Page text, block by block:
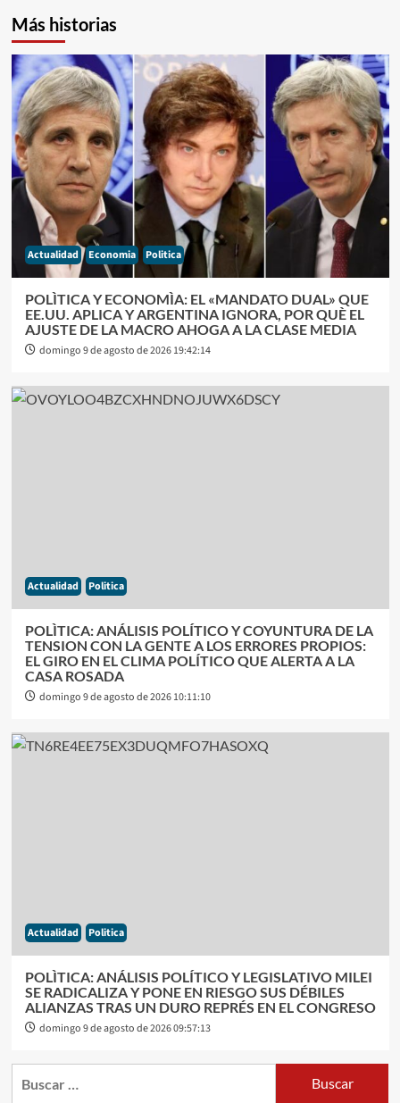
Más historias
Actualidad Economia Politica
POLÌTICA Y ECONOMÌA: EL «MANDATO DUAL» QUE
EE.UU. APLICA Y ARGENTINA IGNORA, POR QUÈ EL
AJUSTE DE LA MACRO AHOGA A LA CLASE MEDIA
domingo 9 de agosto de 2026 19:42:14
Actualidad Politica
POLÌTICA: ANÁLISIS POLÍTICO Y COYUNTURA DE LA
TENSION CON LA GENTE A LOS ERRORES PROPIOS:
EL GIRO EN EL CLIMA POLÍTICO QUE ALERTA A LA
CASA ROSADA
domingo 9 de agosto de 2026 10:11:10
Actualidad Politica
POLÌTICA: ANÁLISIS POLÍTICO Y LEGISLATIVO MILEI
SE RADICALIZA Y PONE EN RIESGO SUS DÉBILES
ALIANZAS TRAS UN DURO REPRÉS EN EL CONGRESO
domingo 9 de agosto de 2026 09:57:13